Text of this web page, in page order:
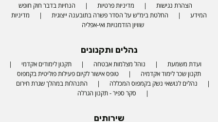
הצהרת נגישות מדיניות פרטיות
הנחיות בדבר חוק חופש
המידע
החלטת בימ"ש על הסדר פשרה בתובענה ייצוגית
מדיניות
שוויון הזדמנויות ואי-אפליה
נהלים ותקנונים
ועדת משמעת נוהל מצלמות אבטחה
תקנון לימודים אקדמי
תקנון שכר לימוד אקדמיה
טופס אישור לקיום פעילות פוליטית בקמפוס
נהלים לנושאי נשק בקמפוס המכללה
התנהלות במהלך שגרת חירום
סקר ספיר - תקנון הגרלה
שירותים